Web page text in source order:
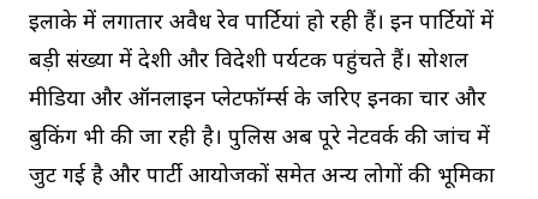
इलाके में लगातार अवैध रेव पार्टियां हो रही हैं। इन पार्टियों में
बड़ी संख्या में देशी और विदेशी पर्यटक पहुंचते हैं। सोशल
मीडिया और ऑनलाइन प्लेटफॉर्म्स के जरिए इनका प्रचार और
बुकिंग भी की जा रही है। पुलिस अब पूरे नेटवर्क की जांच में
जुट गई है और पार्टी आयोजकों समेत अन्य लोगों की भूमिका